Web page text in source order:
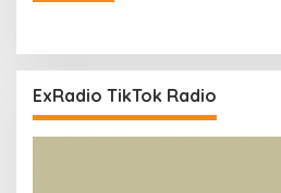
ExRadio TikTok Radio